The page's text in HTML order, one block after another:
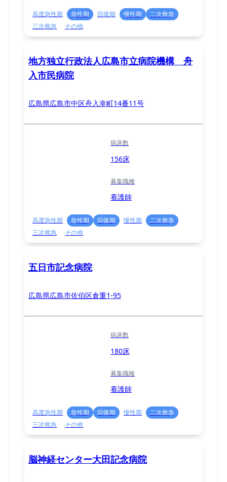
高度急性期 急性期 回復期 慢性期
二次救急
三次救急
その他
地方独立行政法人広島市立病院機構 舟
入市民病院
広島県広島市中区舟入幸町14番11号
病床数
156床
募集職種
看護師
高度急性期 急性期 回復期 慢性期
二次救急
三次救急
その他
五日市記念病院
広島県広島市佐伯区倉重1-95
病床数
180床
募集職種
看護師
高度急性期 急性期 回復期 慢性期
二次救急
三次救急
その他
脳神経センター大田記念病院